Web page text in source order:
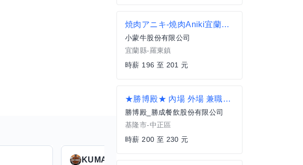
KUMA
焼肉アニキ-燒肉Aniki宜蘭羅東店(內/外PT)
小蒙牛股份有限公司
宜蘭縣-羅東鎮
時薪 196 至 201 元
★勝博殿★ 內場 外場 兼職人員[基隆店]
勝博殿_勝成餐飲股份有限公司
基隆市-中正區
時薪 200 至 230 元